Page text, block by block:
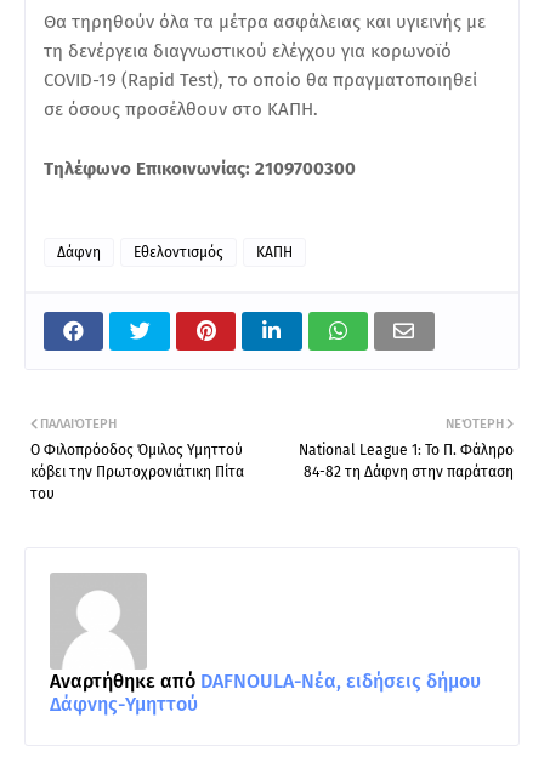
Θα τηρηθούν όλα τα μέτρα ασφάλειας και υγιεινής με
τη δενέργεια διαγνωστικού ελέγχου για κορωνοϊό
COVID-19 (Rapid Test), το οποίο θα πραγματοποιηθεί
σε όσους προσέλθουν στο ΚΑΠΗ.
Τηλέφωνο Επικοινωνίας: 2109700300
Δάφνη Εθελοντισμός ΚΑΠΗ
ΝΕΌΤΕΡΗ
National League 1: Το Π. Φάληρο
84-82 τη Δάφνη στην παράταση
ΠΑΛΑΙΌΤΕΡΗ
Ο Φιλοπρόοδος Όμιλος Υμηττού
κόβει την Πρωτοχρονιάτικη Πίτα
του
Αναρτήθηκε από DAFNOULA-Νέα, ειδήσεις δήμου
Δάφνης-Υμηττού